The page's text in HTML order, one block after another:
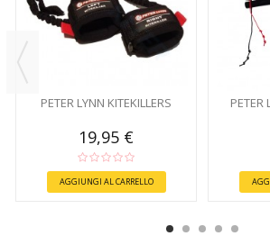
PETER LYNN KITEKILLERS
19,95 €
AGGIUNGI AL CARRELLO
PETER